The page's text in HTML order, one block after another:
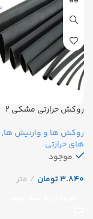
روکش حرارتی مشکی ۲
روکش ها و وارنیش ها,
های حرارتی
موجود
تومان